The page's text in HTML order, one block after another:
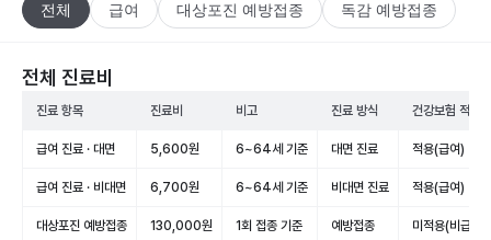
전체 급여 대상포진 예방접종 독감 예방접종
전체 진료비
진료 항목 진료비 비고 진료 방식 건강보험 적용
급여 진료 · 대면 5,600원 6~64세 기준 대면 진료 적용(급여)
급여 진료 · 비대면 6,700원 6~64세 기준 비대면 진료 적용(급여)
대상포진 예방접종 130,000원 1회 접종 기준 예방접종 미적용(비급여)